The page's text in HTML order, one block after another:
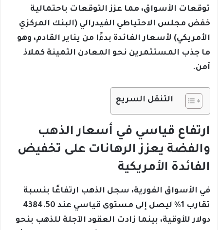
توقعات الأسواق، مما عزز التوقعات باحتمالية
خفض مجلس الاحتياطي الفيدرالي (البنك المركزي
الأمريكي) لأسعار الفائدة بدءًا من يناير القادم، وهو
ما جذب المستثمرين نحو المعادن الثمينة كملاذ
آمن.
التنقل السريع
ارتفاع قياسي في أسعار الذهب
والفضة يعزز الرهانات على تخفيض
الفائدة الأمريكية
في الأسواق الفورية، سجل الذهب ارتفاعًا بنسبة
تقارب 1% ليصل إلى مستوى قياسي عند 4384.50
دولار للأوقية، بينما زادت العقود الآجلة للذهب بنحو